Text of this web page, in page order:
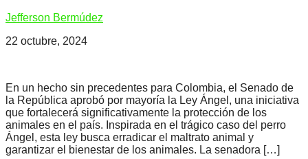
Jefferson Bermúdez
22 octubre, 2024
En un hecho sin precedentes para Colombia, el Senado de
la República aprobó por mayoría la Ley Ángel, una iniciativa
que fortalecerá significativamente la protección de los
animales en el país. Inspirada en el trágico caso del perro
Ángel, esta ley busca erradicar el maltrato animal y
garantizar el bienestar de los animales. La senadora […]